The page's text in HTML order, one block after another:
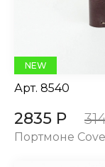
NEW
Арт. 8540
2835 Р
Портмоне